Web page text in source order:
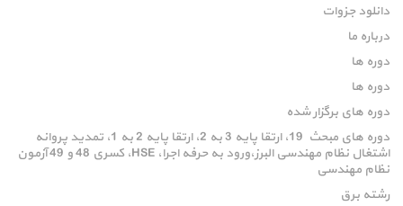
دانلود جزوات
درباره ما
دوره ها
دوره ها
دوره های برگزار شده
دوره های مبحث 19، ارتقا پایه 3 به 2، ارتقا پایه 2 به 1، تمدید پروانه
اشتغال نظام مهندسی البرز،ورود به حرفه اجرا، HSE، کسری 48 و 49 آزمون
نظام مهندسی
رشته برق